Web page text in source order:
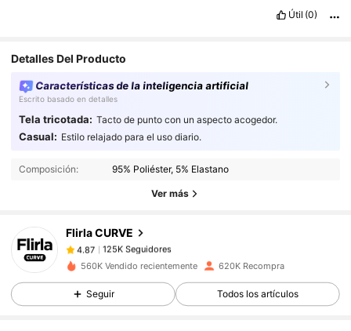
Fiel a las
Útil (0)
Detalles Del Producto
Características de la inteligencia artificial
Escrito basado en detalles
Tela tricotada: Tacto de punto con un aspecto acogedor.
Casual: Estilo relajado para el uso diario.
Composición: 95% Poliéster, 5% Elastano
Ver más
Flirla CURVE
4.87 125K Seguidores
4.87
125K Seguidores
t***a seguidoHace 10 horas
4.87
125K Seguidores
4.87 125K Seguidores
560K Vendido recientemente 620K Recompra
Seguir Todos los artículos